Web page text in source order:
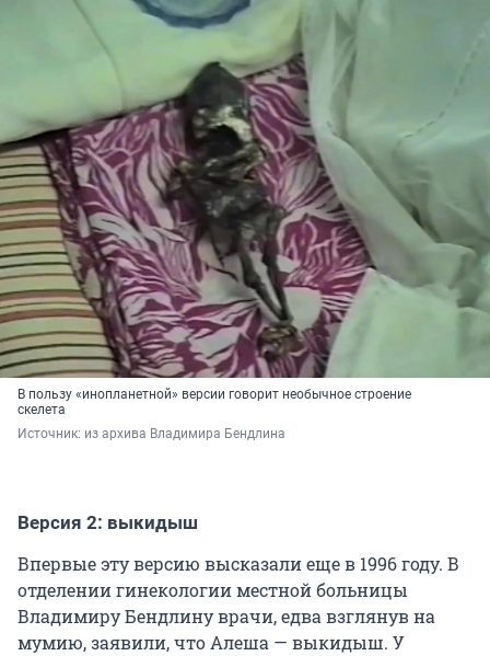
В пользу «инопланетной» версии говорит необычное строение
скелета
Источник: из архива Владимира Бендлина
Версия 2: выкидыш
Впервые эту версию высказали еще в 1996 году. В
отделении гинекологии местной больницы
Владимиру Бендлину врачи, едва взглянув на
мумию, заявили, что Алеша — выкидыш. У